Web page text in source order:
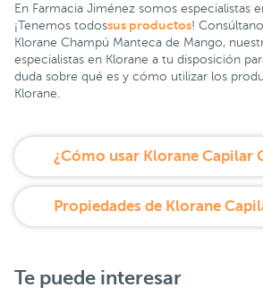
En Farmacia Jiménez somos especialistas
¡Tenemos todossus productos!
Klorane Champú Manteca de Mango,
especialistas en Klorane a tu disposición
duda sobre qué es y cómo utilizar los
Klorane.
Te puede interesar